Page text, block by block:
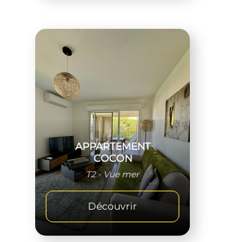
APPARTEMENT
COCON
T2 - Vue mer
Découvrir